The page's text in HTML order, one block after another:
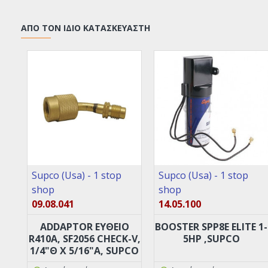
ΑΠΌ ΤΟΝ ΊΔΙΟ ΚΑΤΑΣΚΕΥΑΣΤΉ
Supco (Usa) - 1 stop
shop
09.08.041
ADDAPTOR ΕΥΘΕΙΟ
R410A, SF2056 CHECK-V,
1/4"Θ X 5/16"Α, SUPCO
Supco (Usa) - 1 stop
shop
14.05.100
BOOSTER SPP8E ELITE 1-
5HP ,SUPCO